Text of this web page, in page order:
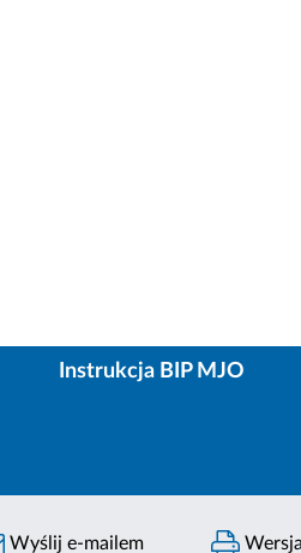
Instrukcja BIP MJO
Wyślij e-mailem